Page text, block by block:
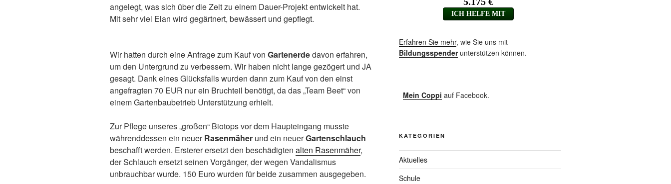
angelegt, was sich über die Zeit zu einem Dauer-Projekt entwickelt hat.
Mit sehr viel Elan wird gegärtnert, bewässert und gepflegt.
Wir hatten durch eine Anfrage zum Kauf von Gartenerdedavon erfahren,
um den Untergrund zu verbessern. Wir haben nicht lange gezögert und JA
gesagt. Dank eines Glücksfalls wurden dann zum Kauf von den einst
angefragten 70 EUR nur ein Bruchteil benötigt, da das „Team Beet“ von
einem Gartenbaubetrieb Unterstützung erhielt.
Zur Pflege unseres „großen“ Biotops vor dem Haupteingang musste
währenddessen ein neuerRasenmäher und ein neuerGartenschlauch
beschafft werden. Ersterer ersetzt den beschädigten alten Rasenmäher,
der Schlauch ersetzt seinen Vorgänger, der wegen Vandalismus
unbrauchbar wurde. 150 Euro wurden für beide zusammen ausgegeben.
Erfahren Sie mehr, wie Sie uns mit
Bildungsspenderunterstützen können.
Mein Coppi auf Facebook.
KATEGORIEN
Aktuelles
Schule